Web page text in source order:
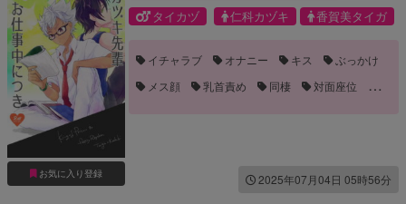
お気に入り登録
タイカヅ
仁科カヅキ 香賀美タイガ
イチャラブ オナニー キス
ぶっかけ
メス顔
乳首責め 同棲
対面座位
2025年07月04日 05時56分